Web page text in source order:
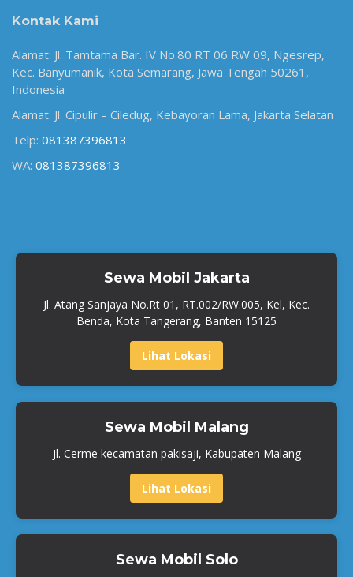
Kontak Kami
Alamat: Jl. Tamtama Bar. IV No.80 RT 06 RW 09, Ngesrep,
Kec. Banyumanik, Kota Semarang, Jawa Tengah 50261,
Indonesia
Alamat: Jl. Cipulir – Ciledug, Kebayoran Lama, Jakarta Selatan
Telp: 081387396813
WA: 081387396813
Sewa Mobil Jakarta
Jl. Atang Sanjaya No.Rt 01, RT.002/RW.005, Kel, Kec.
Benda, Kota Tangerang, Banten 15125
Lihat Lokasi
Sewa Mobil Malang
Jl. Cerme kecamatan pakisaji, Kabupaten Malang
Lihat Lokasi
Sewa Mobil Solo